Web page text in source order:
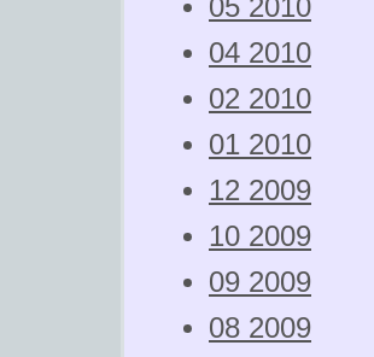
05 2010
04 2010
02 2010
01 2010
12 2009
10 2009
09 2009
08 2009